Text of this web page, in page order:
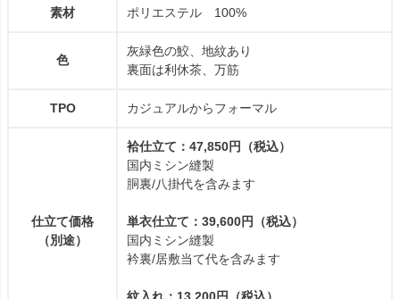
素材 ポリエステル 100%
色
灰緑色の鮫、地紋あり
裏面は利休茶、万筋
TPO カジュアルからフォーマル
仕立て価格
（別途）
袷仕立て：47,850円（税込）
国内ミシン縫製
胴裏/八掛代を含みます
単衣仕立て：39,600円（税込）
国内ミシン縫製
衿裏/居敷当て代を含みます